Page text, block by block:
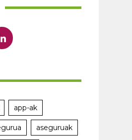
app-ak
aseguruak